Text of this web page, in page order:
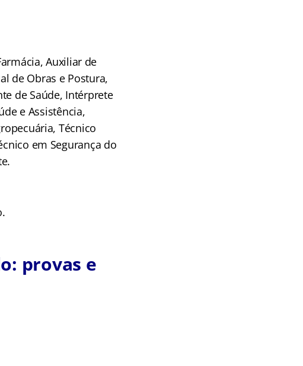
Auxiliar de
de Obras e Postura,
de Saúde, Intérprete
e Assistência,
Técnico
em Segurança do
provas e